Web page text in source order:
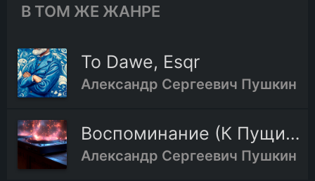
В ТОМ ЖЕ ЖАНРЕ
To Dawe, Esqr
Александр Сергеевич Пушкин
Воспоминание (К Пущину)
Александр Сергеевич Пушкин